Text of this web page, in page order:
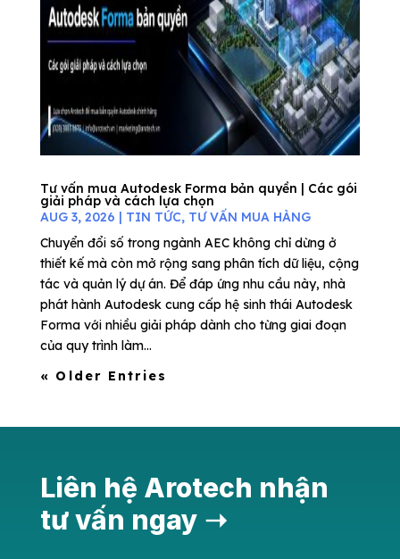
Tư vấn mua Autodesk Forma bản quyền | Các gói
giải pháp và cách lựa chọn
AUG 3, 2026 | TIN TỨC, TƯ VẤN MUA HÀNG
Chuyển đổi số trong ngành AEC không chỉ dừng ở
thiết kế mà còn mở rộng sang phân tích dữ liệu, cộng
tác và quản lý dự án. Để đáp ứng nhu cầu này, nhà
phát hành Autodesk cung cấp hệ sinh thái Autodesk
Forma với nhiều giải pháp dành cho từng giai đoạn
của quy trình làm...
« Older Entries
Liên hệ Arotech nhận
tư vấn ngay ➝